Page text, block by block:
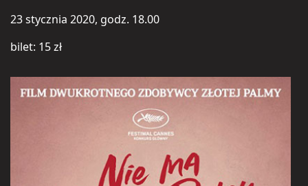
23 stycznia 2020, godz. 18.00
bilet: 15 zł